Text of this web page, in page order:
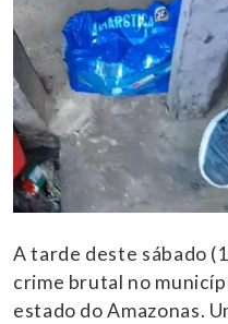
A tarde deste sábado
crime brutal no
estado do Amazonas.